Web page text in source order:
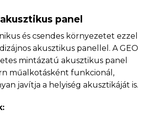
akusztikus panel
és csendes környezetet ezzel
akusztikus panellel. A GEO
mintázatú akusztikus panel
műalkotásként funkcionál,
javítja a helyiség akusztikáját is.